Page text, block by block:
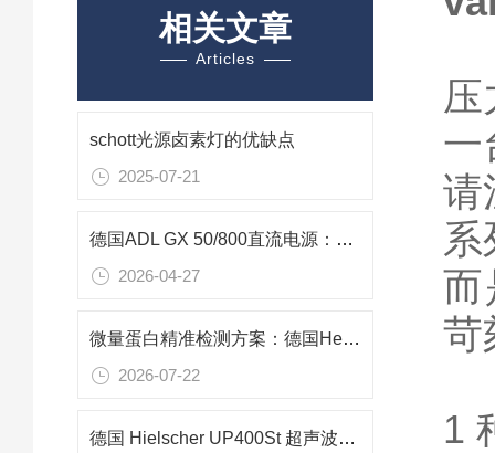
相关文章
Articles
schott光源卤素灯的优缺点
2025-07-21
德国ADL GX 50/800直流电源：溅射镀膜高性能动力核心
2026-04-27
微量蛋白精准检测方案：德国Hellma 105-251-15-40超微量石英比色皿应用解析
2026-07-22
德国 Hielscher UP400St 超声波均质机在制药细胞破壁与乳化中的应用研究
一
请
系
而
苛
1